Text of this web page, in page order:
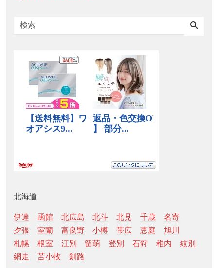
北海道
伊達 函館 北広島 北斗 北見 千歳
名寄
夕張
室蘭 富良野 小樽 帯広 恵庭
旭川
札幌
根室 江別 留萌 登別 石狩 稚内
紋別
網走
苫小牧 釧路